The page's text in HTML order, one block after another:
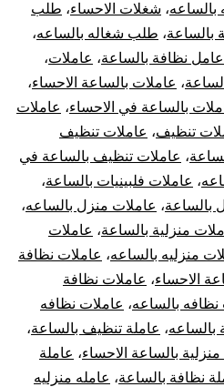
بالساعه، شغلات الاحساء، طلب
بالساعة، طلب شغاله بالساعه،
عامل نظافة بالساعة، عاملات،
، عاملات بالساعة الاحساء،
بالساعة في الاحساء، عاملات
تنظيف، عاملات تنظيف
، عاملات تنظيف بالساعة في
، عاملات فلبينيات بالساعة،
بالساعة، عاملات منزل بالساعه،
منزلية بالساعة، عاملات
منزليه بالساعه، عاملات نظافة
الاحساء، عاملات نظافة
نظافه بالساعه، عاملات نظافه
بالساعه، عاملة تنظيف بالساعة،
منزلية بالساعة الاحساء، عاملة
نظافة بالساعة، عامله منزليه